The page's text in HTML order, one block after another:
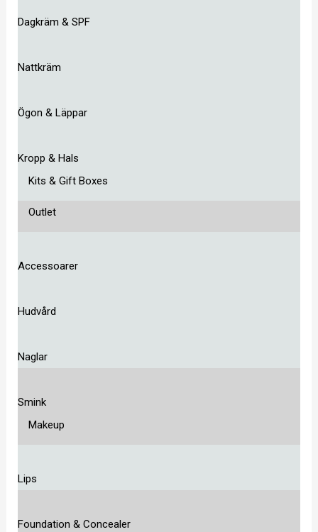
Dagkräm & SPF
Nattkräm
Ögon & Läppar
Kropp & Hals
Kits & Gift Boxes
Outlet
Accessoarer
Hudvård
Naglar
Smink
Makeup
Lips
Foundation & Concealer